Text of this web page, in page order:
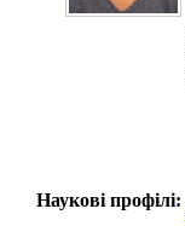
Наукові профілі: